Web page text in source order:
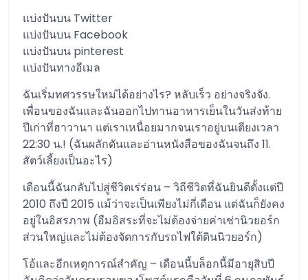
แบ่งปันบน Twitter
แบ่งปันบน Facebook
แบ่งปันบน pinterest
แบ่งปันทางอีเมล
ฉันเริ่มทศวรรษใหม่ได้อย่างไร? หลับเร็ว อย่างจริงจัง.
เพื่อนของฉันและฉันออกไปทานอาหารเย็นในวันส่งท้าย
ปีเก่าที่ฮาวานา แต่เราเหนื่อยมากจนเราอยู่บนเตียงเวลา
22:30 น.! (ฉันผลักดันและอ่านหนังสือของฉันจนถึง 11.
สัตว์เลี้ยงเป็นอะไร)
เดือนนี้ฉันกลับไปสู่ชีวิตเร่ร่อน – วิถีชีวิตที่ฉันยินดีตั้งแต่ปี
2010 ถึงปี 2015 แม้ว่าจะเป็นเพียงไม่กี่เดือน แต่ฉันก็ยังคง
อยู่ในอิสรภาพ (อืมอิสระที่จะไม่ต้องจ่ายค่าเช่านิวยอร์ก
ส่วนใหญ่และไม่ต้องจัดการกับรถไฟใต้ดินนิวยอร์ก)
โอ้และอีกเหตุการณ์สำคัญ – เดือนนี้บล็อกนี้มีอายุสิบปี